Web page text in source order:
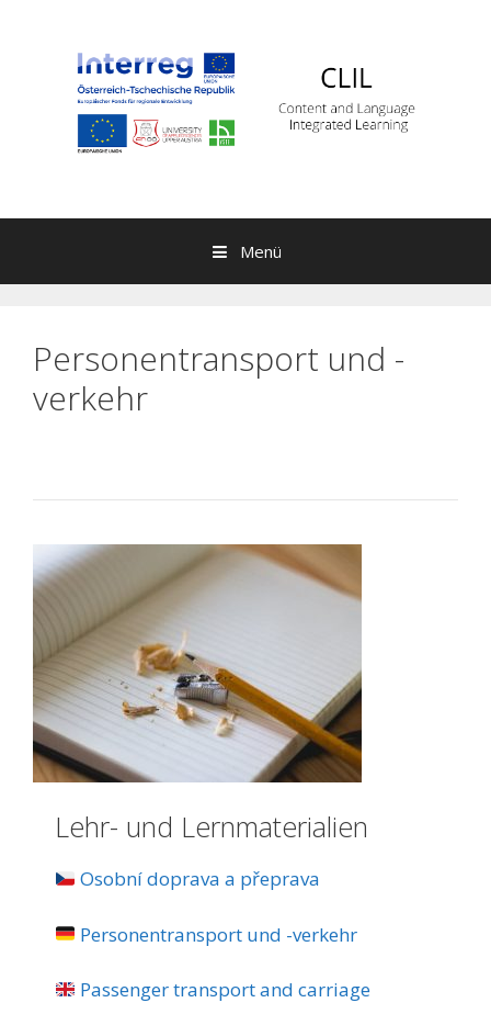
Menü
Personentransport und -
verkehr
Lehr- und Lernmaterialien
Osobní doprava a přeprava
Personentransport und -verkehr
Passenger transport and carriage